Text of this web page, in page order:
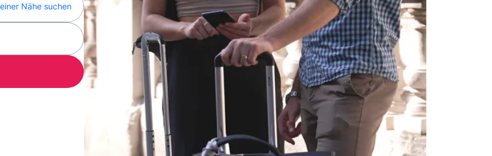
Nähe suchen